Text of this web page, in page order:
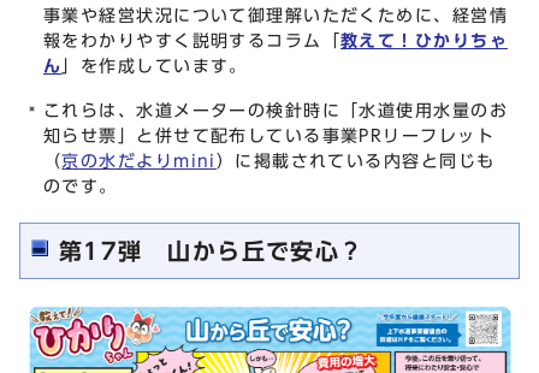
事業や経営状況について御理解いただくために、経営情
報をわかりやすく説明するコラム「教えて！ひかりちゃ
ん 」を作成しています。
これらは、水道メーターの検針時に「水道使用水量のお
知らせ票」と併せて配布している事業PRリーフレット
（京の水だよりmini ）に掲載されている内容と同じも
のです。
第17弾 山から丘で安心？